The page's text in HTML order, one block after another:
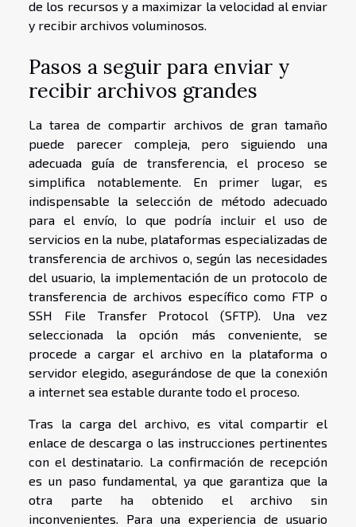
de los recursos y a maximizar la velocidad al enviar
y recibir archivos voluminosos.
Pasos a seguir para enviar y
recibir archivos grandes
La tarea de compartir archivos de gran tamaño
puede parecer compleja, pero siguiendo una
adecuada guía de transferencia, el proceso se
simplifica notablemente. En primer lugar, es
indispensable la selección de método adecuado
para el envío, lo que podría incluir el uso de
servicios en la nube, plataformas especializadas de
transferencia de archivos o, según las necesidades
del usuario, la implementación de un protocolo de
transferencia de archivos específico como FTP o
SSH File Transfer Protocol (SFTP). Una vez
seleccionada la opción más conveniente, se
procede a cargar el archivo en la plataforma o
servidor elegido, asegurándose de que la conexión
a internet sea estable durante todo el proceso.
Tras la carga del archivo, es vital compartir el
enlace de descarga o las instrucciones pertinentes
con el destinatario. La confirmación de recepción
es un paso fundamental, ya que garantiza que la
otra parte ha obtenido el archivo sin
inconvenientes. Para una experiencia de usuario